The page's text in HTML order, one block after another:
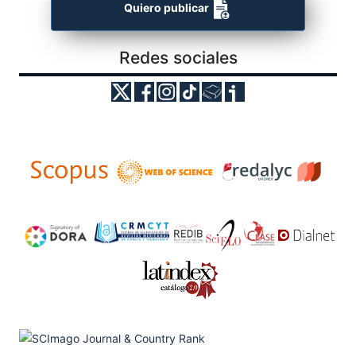
Quiero publicar
Redes sociales